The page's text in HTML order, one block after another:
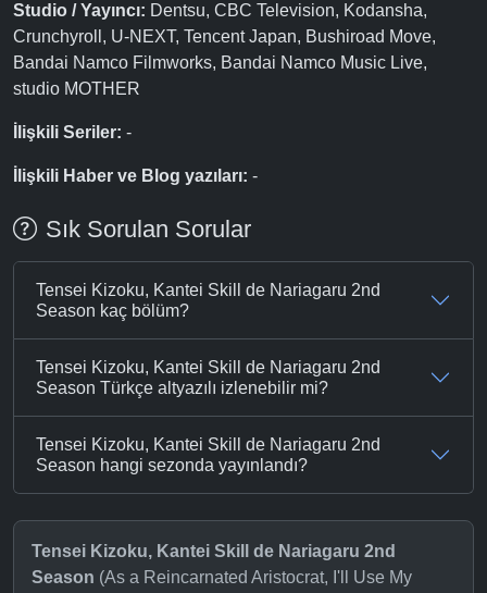
Studio / Yayıncı: Dentsu, CBC Television, Kodansha,
Crunchyroll, U-NEXT, Tencent Japan, Bushiroad Move,
Bandai Namco Filmworks, Bandai Namco Music Live,
studio MOTHER
İlişkili Seriler: -
İlişkili Haber ve Blog yazıları: -
Sık Sorulan Sorular
Tensei Kizoku, Kantei Skill de Nariagaru 2nd
Season kaç bölüm?
Tensei Kizoku, Kantei Skill de Nariagaru 2nd
Season Türkçe altyazılı izlenebilir mi?
Tensei Kizoku, Kantei Skill de Nariagaru 2nd
Season hangi sezonda yayınlandı?
Tensei Kizoku, Kantei Skill de Nariagaru 2nd
Season (As a Reincarnated Aristocrat, I'll Use My